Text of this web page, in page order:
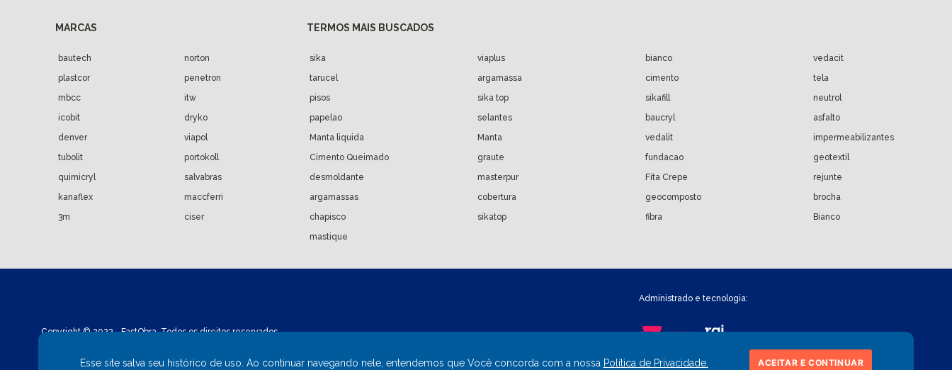
Esse site salva seu histórico de uso. Ao continuar navegando nele, entendemos que Você concorda com a nossa Política de Privacidade. ACEITAR E CONTINUAR
bautech
norton
plastcor
penetron
mbcc
itw
icobit
dryko
denver
viapol
tubolit
portokoll
quimicryl
salvabras
kanaflex
maccferri
3m
ciser
sika viaplus bianco
vedacit
tarucel
argamassa cimento
tela
pisos
sika top sikafill
neutrol
papelao
selantes baucryl
asfalto
Manta liquida
Manta vedalit
impermeabilizantes
Cimento Queimado
graute fundacao
geotextil
desmoldante
masterpur Fita Crepe
rejunte
argamassas
cobertura geocomposto
brocha
chapisco
sikatop fibra
Bianco
mastique
Copyright © 2023 - FastObra. Todos os direitos reservados.